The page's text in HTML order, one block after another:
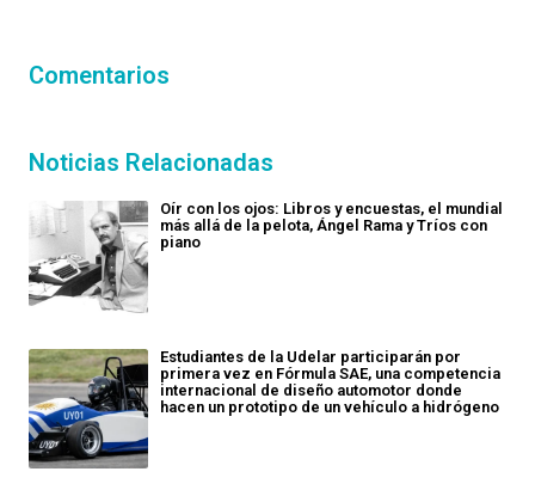
Comentarios
Noticias Relacionadas
Oír con los ojos: Libros y encuestas, el mundial
más allá de la pelota, Ángel Rama y Tríos con
piano
Estudiantes de la Udelar participarán por
primera vez en Fórmula SAE, una competencia
internacional de diseño automotor donde
hacen un prototipo de un vehículo a hidrógeno